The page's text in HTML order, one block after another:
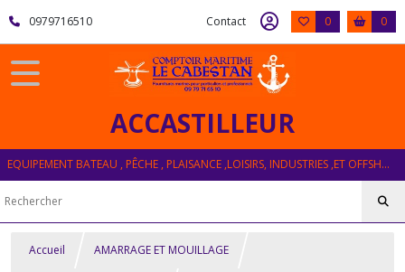
0979716510 Contact 0 0
ACCASTILLEUR
EQUIPEMENT BATEAU , PÊCHE , PLAISANCE ,LOISIRS, INDUSTRIES ,ET OFFSHORE
Accueil AMARRAGE ET MOUILLAGE